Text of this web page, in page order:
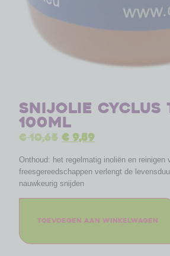
Snijolie Cyclus
100ml
€10,65 €9,59
Onthoud: het regelmatig inoliën en reinigen
freesgereedschappen verlengt de
nauwkeurig snijden
Toevoegen aan winkelwagen